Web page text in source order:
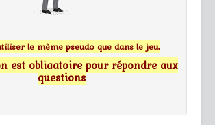
le même pseudo que dans le jeu.
est obligatoire pour répondre aux
questions